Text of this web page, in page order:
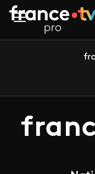
Aller au contenu